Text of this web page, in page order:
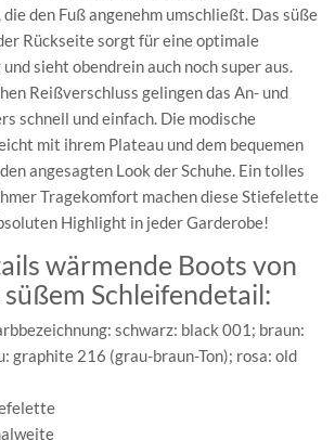
den Fuß angenehm umschließt. Das süße
Rückseite sorgt für eine optimale
sieht obendrein auch noch super aus.
Reißverschluss gelingen das An- und
schnell und einfach. Die modische
mit ihrem Plateau und dem bequemen
angesagten Look der Schuhe. Ein tolles
Tragekomfort machen diese Stiefelette
Highlight in jeder Garderobe!
wärmende Boots von
Schleifendetail:
schwarz: black 001; braun:
graphite 216 (grau-braun-Ton); rosa: old